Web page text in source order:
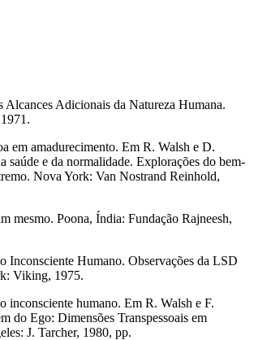
Adicionais da Natureza Humana.
em amadurecimento. Em R. Walsh e D.
saúde e da normalidade. Explorações do bem-
Nova York: Van Nostrand Reinhold,
mesmo. Poona, Índia: Fundação Rajneesh,
Inconsciente Humano. Observações da LSD
Viking, 1975.
inconsciente humano. Em R. Walsh e F.
do Ego: Dimensões Transpessoais em
J. Tarcher, 1980, pp.